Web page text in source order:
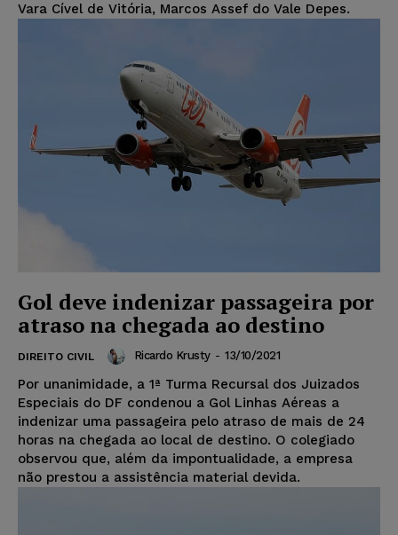
Vara Cível de Vitória, Marcos Assef do Vale Depes.
Gol deve indenizar passageira por
atraso na chegada ao destino
DIREITO CIVIL Ricardo Krusty - 13/10/2021
Por unanimidade, a 1ª Turma Recursal dos Juizados
Especiais do DF condenou a Gol Linhas Aéreas a
indenizar uma passageira pelo atraso de mais de 24
horas na chegada ao local de destino. O colegiado
observou que, além da impontualidade, a empresa
não prestou a assistência material devida.